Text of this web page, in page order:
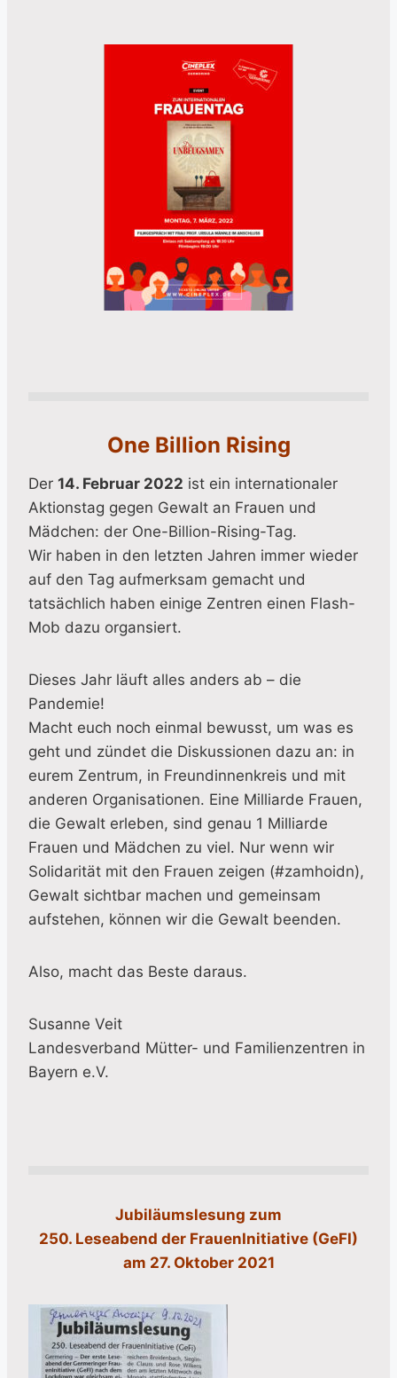
One Billion Rising
Der 14. Februar 2022 ist ein internationaler
Aktionstag gegen Gewalt an Frauen und
Mädchen: der One-Billion-Rising-Tag.
Wir haben in den letzten Jahren immer wieder
auf den Tag aufmerksam gemacht und
tatsächlich haben einige Zentren einen Flash-
Mob dazu organsiert.
Dieses Jahr läuft alles anders ab – die
Pandemie!
Macht euch noch einmal bewusst, um was es
geht und zündet die Diskussionen dazu an: in
eurem Zentrum, in Freundinnenkreis und mit
anderen Organisationen. Eine Milliarde Frauen,
die Gewalt erleben, sind genau 1 Milliarde
Frauen und Mädchen zu viel. Nur wenn wir
Solidarität mit den Frauen zeigen (#zamhoidn),
Gewalt sichtbar machen und gemeinsam
aufstehen, können wir die Gewalt beenden.
Also, macht das Beste daraus.
Susanne Veit
Landesverband Mütter- und Familienzentren in
Bayern e.V.
Jubiläumslesung zum
250. Leseabend der FrauenInitiative (GeFI)
am 27. Oktober 2021